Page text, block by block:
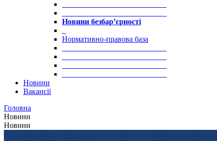
Новини безбар’єрності
Нормативно-правова база
Новини
Вакансії
Головна
Новини
Новини